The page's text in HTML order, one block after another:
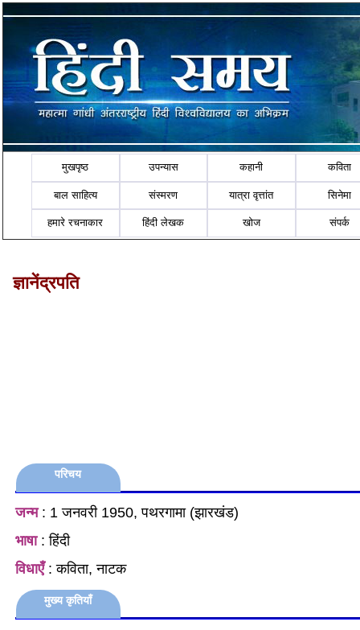
मुखपृष्ठ उपन्यास कहानी कविता
बाल साहित्य संस्मरण यात्रा वृत्तांत सिनेमा
हमारे रचनाकार हिंदी लेखक खोज संपर्क
ज्ञानेंद्रपति
परिचय
जन्म: 1 जनवरी 1950, पथरगामा (झारखंड)
भाषा: हिंदी
विधाएँ: कविता, नाटक
मुख्य कृतियाँ